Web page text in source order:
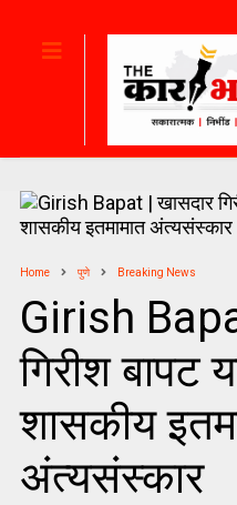
Home पुणे Breaking News
Girish
गिरीश बापट
शासकीय
अंत्यसंस्कार